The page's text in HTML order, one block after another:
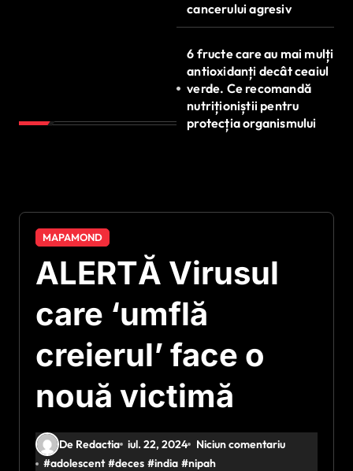
cancerului agresiv
6 fructe care au mai mulți
antioxidanți decât ceaiul
verde. Ce recomandă
nutriționiștii pentru
protecția organismului
MAPAMOND
ALERTĂ Virusul
care ‘umflă
creierul’ face o
nouă victimă
De Redactia iul. 22, 2024
Niciun comentariu
#adolescent #deces #india #nipah